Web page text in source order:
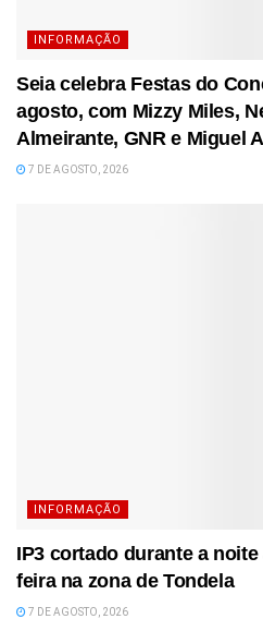
INFORMAÇÃO
Seia celebra Festas do
agosto, com Mizzy Miles,
Almeirante, GNR e Miguel
7 DE AGOSTO, 2026
INFORMAÇÃO
IP3 cortado durante a
feira na zona de Tondela
7 DE AGOSTO, 2026